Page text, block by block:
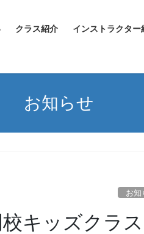
クラス紹介 インストラクター
お知らせ
お知
キッズクラス